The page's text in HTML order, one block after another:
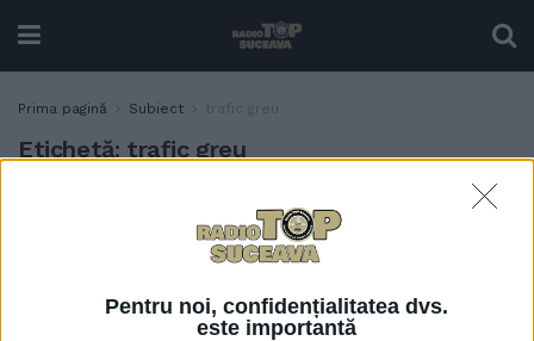
Pentru noi, confidențialitatea dvs.
este importantă
Prima pagină Subiect trafic greu
Etichetă: trafic greu
Promisiune: Parte din ruta
Suceava-Botoșani, gata pînă
la sfîrșitul anului